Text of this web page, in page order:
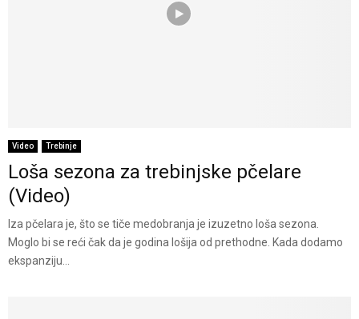
Video Trebinje
Loša sezona za trebinjske pčelare
(Video)
Iza pčelara je, što se tiče medobranja je izuzetno loša sezona.
Moglo bi se reći čak da je godina lošija od prethodne. Kada dodamo
ekspanziju...